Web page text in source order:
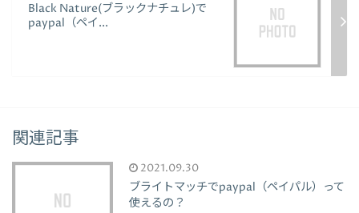
Black Nature(ブラックナチュレ)で
paypal（ペイ...
関連記事
2021.09.30
ブライトマッチでpaypal（ペイパル）って
使えるの？